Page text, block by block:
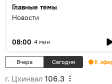
Главные темы
Новости
08:00 4 мин
Вчера Сегодня К
г. Цхинвал 106.3